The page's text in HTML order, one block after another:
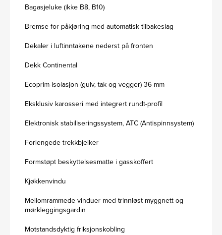
Bagasjeluke (ikke B8, B10)
Bremse for påkjøring med automatisk tilbakeslag
Dekaler i luftinntakene nederst på fronten
Dekk Continental
Ecoprim-isolasjon (gulv, tak og vegger) 36 mm
Eksklusiv karosseri med integrert rundt-profil
Elektronisk stabiliseringssystem, ATC (Antispinnsystem)
Forlengede trekkbjelker
Formstøpt beskyttelsesmatte i gasskoffert
Kjøkkenvindu
Mellomrammede vinduer med trinnløst myggnett og
mørkleggingsgardin
Motstandsdyktig friksjonskobling